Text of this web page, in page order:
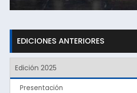
EDICIONES ANTERIORES
Edición 2025
Presentación